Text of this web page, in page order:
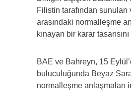
Filistin tarafından sunulan
arasındaki normalleşme
kınayan bir karar
BAE ve Bahreyn, 15
buluculuğunda Beyaz
normalleşme anlaşmaları